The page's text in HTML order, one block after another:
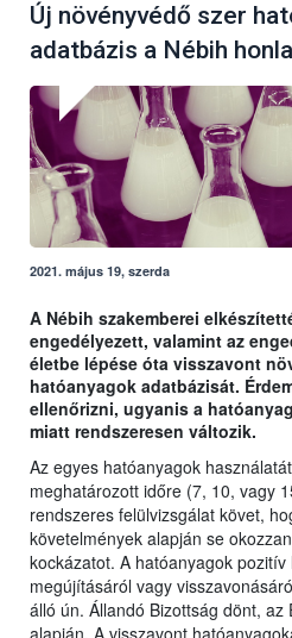
Új növényvédő szer
adatbázis a Nébih
2021. május 19, szerda
A Nébih szakemberei
engedélyezett, valamint az
életbe lépése óta visszavont
hatóanyagok adatbázisát.
ellenőrizni, ugyanis a
miatt rendszeresen változik.
Az egyes hatóanyagok
meghatározott időre (7, 10, vagy
rendszeres felülvizsgálat követ,
követelmények alapján se
kockázatot. A hatóanyagok
megújításáról vagy
álló ún. Állandó Bizottság dönt,